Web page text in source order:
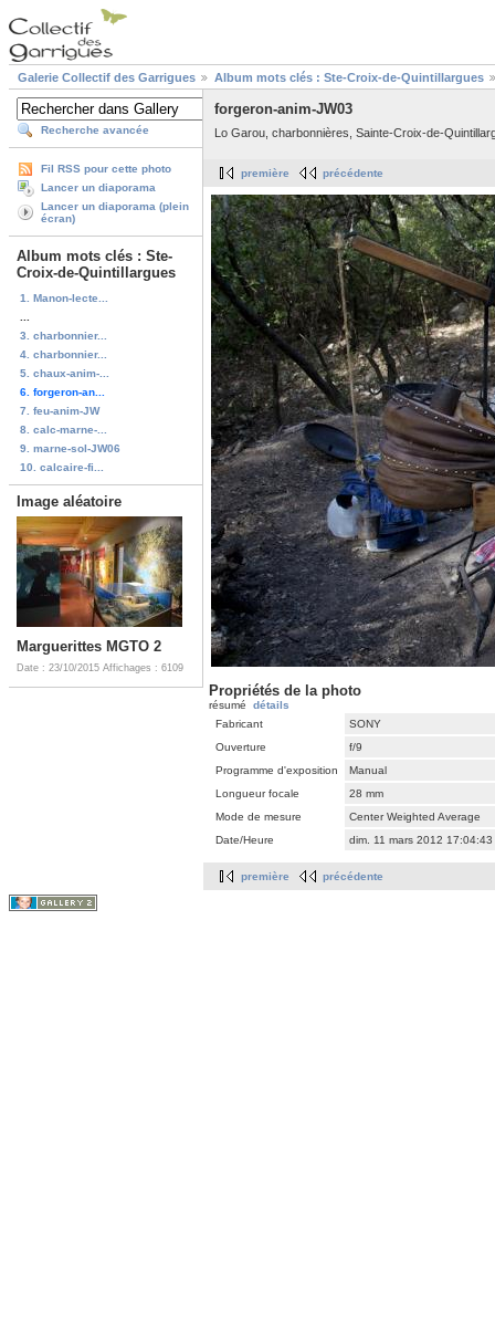
Galerie Collectif des Garrigues Album mots clés : Ste-Croix-de-Quintillargues
Recherche avancée
Fil RSS pour cette photo
Lancer un diaporama
Lancer un diaporama (plein
écran)
Album mots clés : Ste-
Croix-de-Quintillargues
1. Manon-lecte...
3. charbonnier...
4. charbonnier...
5. chaux-anim-...
6. forgeron-an...
7. feu-anim-JW
8. calc-marne-...
9. marne-sol-JW06
10. calcaire-fi...
Image aléatoire
Marguerittes MGTO 2
Date : 23/10/2015 Affichages : 6109
forgeron-anim-JW03
Lo Garou, charbonnières, Sainte-Croix-de-
première précédente
Propriétés de la photo
résumé détails
Fabricant
SONY
Ouverture
f/9
Programme d'exposition
Manual
Longueur focale
28 mm
Mode de mesure
Center Weighted Average
Date/Heure
dim. 11 mars 2012 17:04:43
première précédente